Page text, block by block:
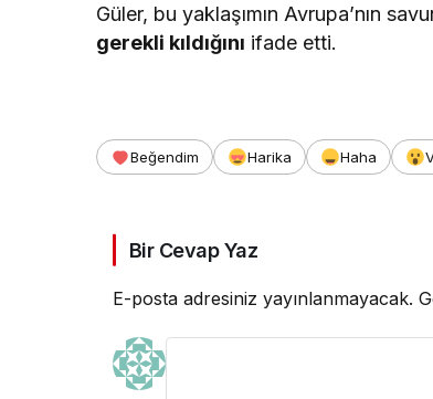
Güler, bu yaklaşımın Avrupa’nın
gerekli kıldığını ifade etti.
Beğendim Harika Haha
Bir Cevap Yaz
E-posta adresiniz yayınlanmayacak.